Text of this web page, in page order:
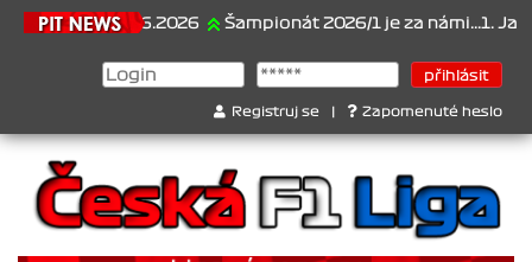
21.6.2026 Šampionát 2026/1 je za námi...1. Jan
Registruj se Zapomenuté heslo